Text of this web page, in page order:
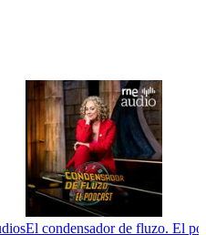
El condensador de fluzo. El